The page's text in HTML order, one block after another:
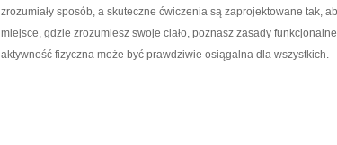
zrozumiały sposób, a skuteczne ćwiczenia są zaprojektowane tak,
miejsce, gdzie zrozumiesz swoje ciało, poznasz zasady
aktywność fizyczna może być prawdziwie osiągalna dla wszystkich.